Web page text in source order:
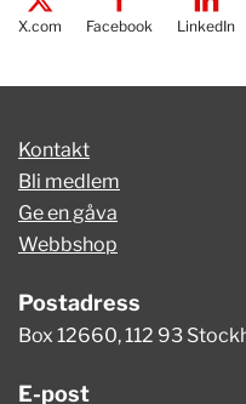
X.com Facebook LinkedIn
Kontakt
Bli medlem
Ge en gåva
Webbshop
Postadress
Box 12660, 112 93
E-post